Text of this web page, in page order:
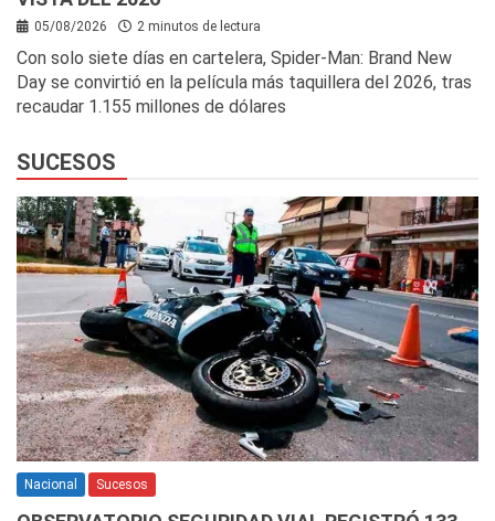
05/08/2026 2 minutos de lectura
Con solo siete días en cartelera, Spider-Man: Brand New
Day se convirtió en la película más taquillera del 2026, tras
recaudar 1.155 millones de dólares
SUCESOS
Nacional Sucesos